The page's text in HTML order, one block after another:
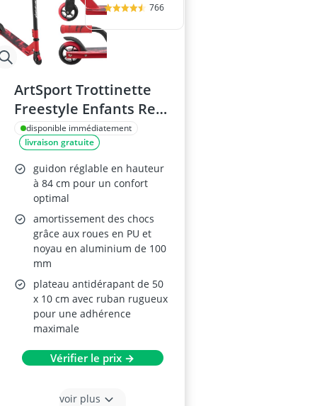
766
ArtSport Trottinette
Freestyle Enfants Red
Smoke
disponible immédiatement
livraison gratuite
guidon réglable en hauteur
à 84 cm pour un confort
optimal
amortissement des chocs
grâce aux roues en PU et
noyau en aluminium de 100
mm
plateau antidérapant de 50
x 10 cm avec ruban rugueux
pour une adhérence
maximale
Vérifier le prix →
voir plus